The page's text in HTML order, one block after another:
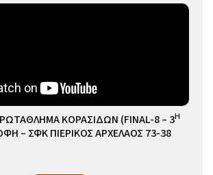
ΚΟΡΑΣΙΔΩΝ (FINAL-8 – 3Η
– ΣΦΚ ΠΙΕΡΙΚΟΣ ΑΡΧΕΛΑΟΣ 73-38